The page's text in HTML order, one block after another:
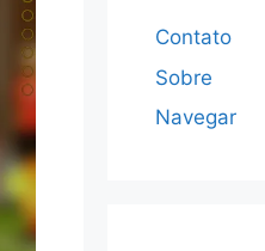
Contato
Sobre
Navegar